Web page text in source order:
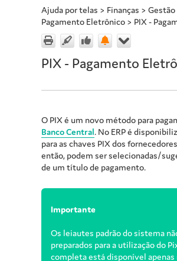
Ajuda por telas > Finanças > Gestão
Pagamento Eletrônico > PIX -
PIX - Pagamento
O PIX é um novo método para
Banco Central. No ERP é
para as chaves PIX dos
então, podem ser selecionadas/
de um título de pagamento.
Importante
Os leiautes padrão do sistema
preparados para a utilização do
completa está disponível apenas